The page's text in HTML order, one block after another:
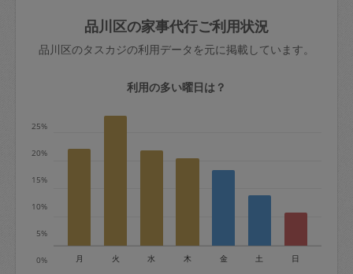
依頼者不在による当日キャンセル＝依頼
金額の100%＋交通費全額
※例：依頼日時／土曜日午前9時開始の場
＋交通費全額
依頼者不在による当日キャンセル＝依頼
きた場合は損害保険の対象外となるので
ご注意ください。
玉、など
あわせてこちらも参照ください：初めて
はありますか？
品川区の家事代行ご利用状況
品川区のタスカジの利用データを元に掲載しています。
利用の多い曜日は？
0%
5%
10%
15%
20%
25%
月 火 水 木 金 土 日